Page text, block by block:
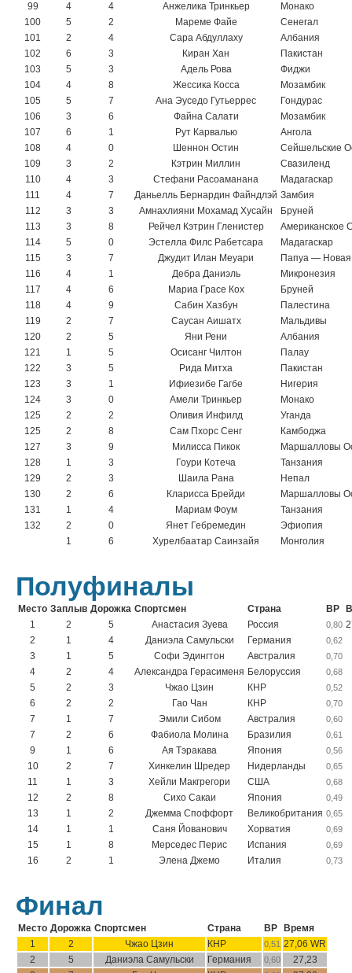
99
4 4 Анжелика Тринкьер
Монако
100
5 2 Мареме Файе
Сенегал
101
2 4 Сара Абдуллаху
Албания
102
6 3 Киран Хан
Пакистан
103
5 3 Адель Рова
Фиджи
104
4 8 Жессика Косса
Мозамбик
105
5 7 Ана Эуседо Гутьеррес
Гондурас
106
3 6 Файна Салати
Мозамбик
107
6 1 Рут Карвалью
Ангола
108
4 0 Шеннон Остин
Сейшельские
109
3 2 Кэтрин Миллин
Свазиленд
110
4 3 Стефани Расоаманана
Мадагаскар
111
4 7 Даньелль Бернардин Файндлэй Замбия
112
3 3 Амнахлияни Мохамад Хусайн
Бруней
113
3 8 Рейчел Кэтрин Гленистер
Американское
114
5 0 Эстелла Филс Рабетсара
Мадагаскар
115
3 7 Джудит Илан Меуари
Папуа — Новая
116
4 1 Дебра Даниэль
Микронезия
117
4 6 Мариа Грасе Кох
Бруней
118
4 9 Сабин Хазбун
Палестина
119
2 7 Саусан Аишатх
Мальдивы
120
2 5 Яни Рени
Албания
121
1 5 Осисанг Чилтон
Палау
122
3 5 Рида Митха
Пакистан
123
3 1 Ифиезибе Гагбе
Нигерия
124
3 0 Амели Тринкьер
Монако
125
2 2 Оливия Инфилд
Уганда
125
2 8 Сам Пхорс Сенг
Камбоджа
127
3 9 Милисса Пикок
Маршалловы
128
1 3 Гоури Котеча
Танзания
129
2 3 Шаила Рана
Непал
130
2 6 Кларисса Брейди
Маршалловы
131
1 4 Мариам Фоум
Танзания
132
2 0 Янет Гебремедин
Эфиопия
1
6 Хурелбаатар Саинзайя Монголия
Полуфиналы
Место Заплыв Дорожка Спортсмен Страна ВР
1
2 5 Анастасия Зуева Россия 0,80
2
1 4 Даниэла Самульски Германия 0,62
3 1 5 Софи Эдингтон Австралия 0,70
4 2 4 Александра Герасименя Белоруссия 0,68
5 2 3 Чжао Цзин КНР 0,52
6 2 2 Гао Чан КНР 0,70
7 1 7 Эмили Сибом Австралия 0,60
7 2 6 Фабиола Молина Бразилия 0,61
9 1 6 Ая Тэракава Япония 0,56
10 2 7 Хинкелин Шредер Нидерланды 0,65
11 1 3 Хейли Макгрегори США 0,68
12 2 8 Сихо Сакаи Япония 0,49
13 1 2 Джемма Споффорт Великобритания 0,65
14 1 1 Саня Йованович Хорватия 0,69
15 1 8 Мерседес Перис Испания 0,69
16 2 1 Элена Джемо Италия 0,73
Финал
Место Дорожка Спортсмен Страна ВР
Время
1
2 Чжао Цзин КНР 0,51 27,06 WR
2
5 Даниэла Самульски Германия 0,60
27,23